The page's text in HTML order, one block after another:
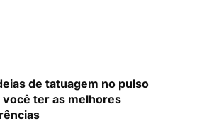
de tatuagem no pulso
você ter as melhores